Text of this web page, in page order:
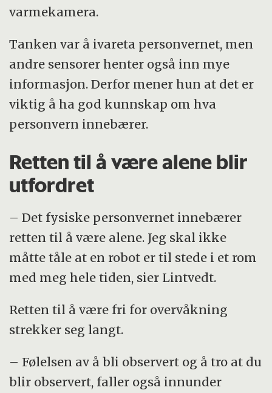
varmekamera.
Tanken var å ivareta personvernet, men
andre sensorer henter også inn mye
informasjon. Derfor mener hun at det er
viktig å ha god kunnskap om hva
personvern innebærer.
Retten til å være alene blir
utfordret
– Det fysiske personvernet innebærer
retten til å være alene. Jeg skal ikke
måtte tåle at en robot er til stede i et rom
med meg hele tiden, sier Lintvedt.
Retten til å være fri for overvåkning
strekker seg langt.
– Følelsen av å bli observert og å tro at du
blir observert, faller også innunder